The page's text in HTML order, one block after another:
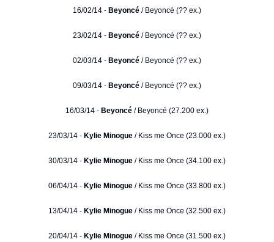
16/02/14 - Beyoncé / Beyoncé (?? ex.)
23/02/14 - Beyoncé / Beyoncé (?? ex.)
02/03/14 - Beyoncé / Beyoncé (?? ex.)
09/03/14 - Beyoncé / Beyoncé (?? ex.)
16/03/14 - Beyoncé / Beyoncé (27.200 ex.)
23/03/14 - Kylie Minogue / Kiss me Once (23.000 ex.)
30/03/14 - Kylie Minogue / Kiss me Once (34.100 ex.)
06/04/14 - Kylie Minogue / Kiss me Once (33.800 ex.)
13/04/14 - Kylie Minogue / Kiss me Once (32.500 ex.)
20/04/14 - Kylie Minogue / Kiss me Once (31.500 ex.)